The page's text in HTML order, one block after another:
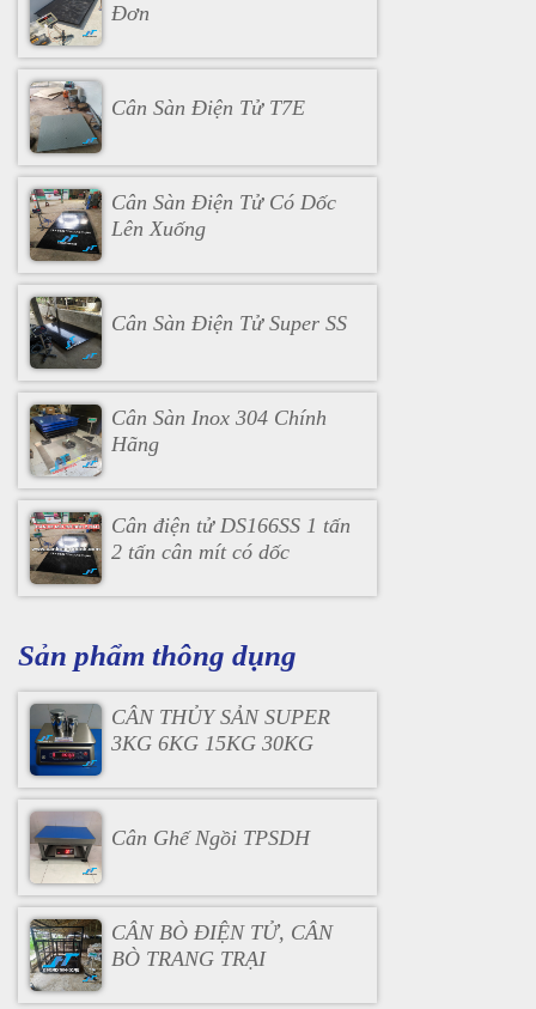
Đơn
Cân Sàn Điện Tử T7E
Cân Sàn Điện Tử Có Dốc
Lên Xuống
Cân Sàn Điện Tử Super SS
Cân Sàn Inox 304 Chính
Hãng
Cân điện tử DS166SS 1 tấn
2 tấn cân mít có dốc
Sản phẩm thông dụng
CÂN THỦY SẢN SUPER
3KG 6KG 15KG 30KG
Cân Ghế Ngồi TPSDH
CÂN BÒ ĐIỆN TỬ, CÂN
BÒ TRANG TRẠI